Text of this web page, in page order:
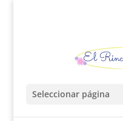
Seleccionar página